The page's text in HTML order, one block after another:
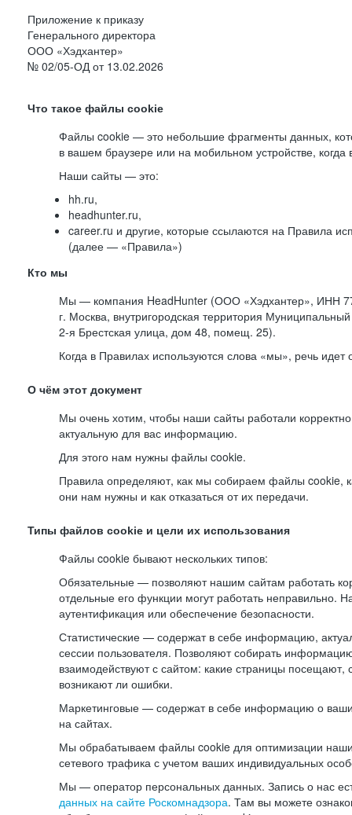
Приложение к приказу
Генерального директора
ООО «Хэдхантер»
№ 02/05-ОД от 13.02.2026
Что такое файлы cookie
Файлы cookie — это небольшие фрагменты данных,
в вашем браузере или на мобильном устройстве,
Наши сайты — это:
hh.ru,
headhunter.ru,
career.ru и другие, которые ссылаются на Правила
(далее — «Правила»)
Кто мы
Мы — компания HeadHunter (ООО «Хэдхантер», ИНН
г. Москва, внутригородская территория Муниципальный
2-я Брестская улица, дом 48, помещ. 25).
Когда в Правилах используются слова «мы», речь
О чём этот документ
Мы очень хотим, чтобы наши сайты работали
актуальную для вас информацию.
Для этого нам нужны файлы cookie.
Правила определяют, как мы собираем файлы cookie,
они нам нужны и как отказаться от их передачи.
Типы файлов cookie и цели их использования
Файлы cookie бывают нескольких типов:
Обязательные — позволяют нашим сайтам работать
отдельные его функции могут работать неправильно.
аутентификация или обеспечение безопасности.
Статистические — содержат в себе информацию,
сессии пользователя. Позволяют собирать
взаимодействуют с сайтом: какие страницы посещают,
возникают ли ошибки.
Маркетинговые — содержат в себе информацию о
на сайтах.
Мы обрабатываем файлы cookie для оптимизации
сетевого трафика с учетом ваших индивидуальных
Мы — оператор персональных данных. Запись о нас
данных на сайте Роскомнадзора. Там вы можете